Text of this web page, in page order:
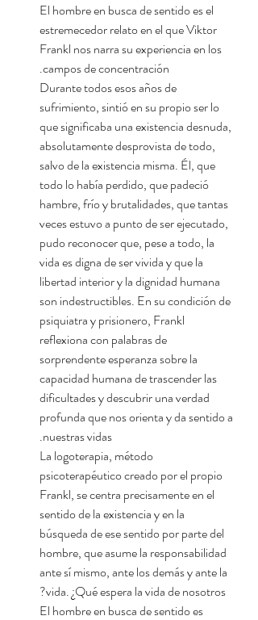
El hombre en busca de sentido es el
estremecedor relato en el que Viktor
Frankl nos narra su experiencia en los
campos de concentración.
Durante todos esos años de
sufrimiento, sintió en su propio ser lo
que significaba una existencia desnuda,
absolutamente desprovista de todo,
salvo de la existencia misma. Él, que
todo lo había perdido, que padeció
hambre, frío y brutalidades, que tantas
veces estuvo a punto de ser ejecutado,
pudo reconocer que, pese a todo, la
vida es digna de ser vivida y que la
libertad interior y la dignidad humana
son indestructibles. En su condición de
psiquiatra y prisionero, Frankl
reflexiona con palabras de
sorprendente esperanza sobre la
capacidad humana de trascender las
dificultades y descubrir una verdad
profunda que nos orienta y da sentido a
nuestras vidas.
La logoterapia, método
psicoterapéutico creado por el propio
Frankl, se centra precisamente en el
sentido de la existencia y en la
búsqueda de ese sentido por parte del
hombre, que asume la responsabilidad
ante sí mismo, ante los demás y ante la
vida. ¿Qué espera la vida de nosotros?
El hombre en busca de sentido es